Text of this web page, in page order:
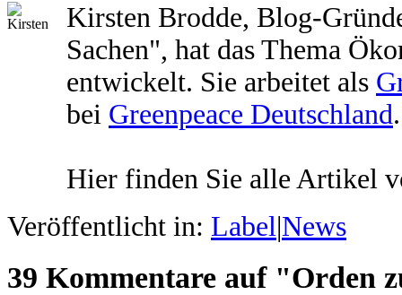
Kirsten Brodde, Blog-
Sachen", hat das Thema
entwickelt. Sie arbeitet als
bei Greenpeace Deutschland.
Hier finden Sie alle Artikel
Veröffentlicht in: Label|News
39 Kommentare auf "Orden